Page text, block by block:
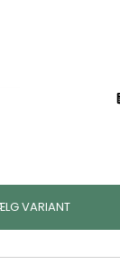
VARIANT